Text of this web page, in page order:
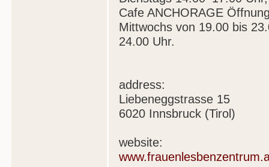
Cafe ANCHORAGE
Mittwochs von 19.00 bis
24.00 Uhr.
address:
Liebeneggstrasse 15
6020 Innsbruck (Tirol)
website: